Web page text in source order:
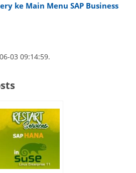
ke Main Menu SAP Business
03 09:14:59.